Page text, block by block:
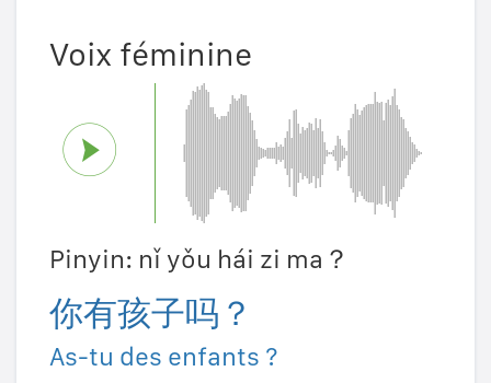
Voix féminine
Pinyin: nǐ yǒu hái zi ma？
你有孩子吗？
As-tu des enfants ?